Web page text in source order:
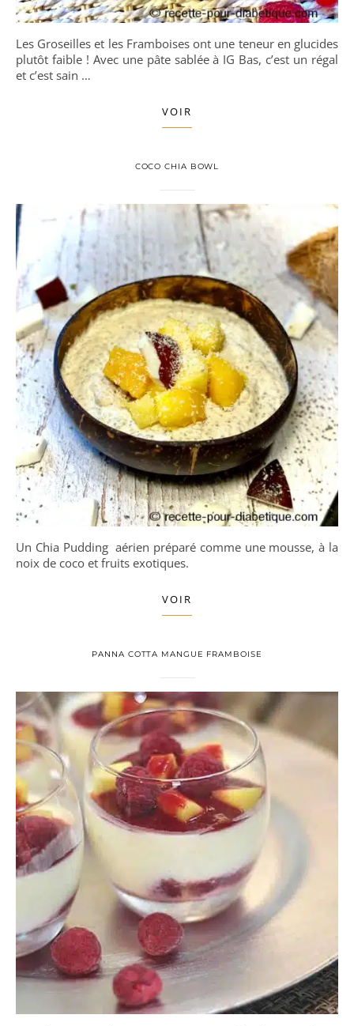
Les Groseilles et les Framboises ont une teneur en glucides
plutôt faible ! Avec une pâte sablée à IG Bas, c’est un régal
et c’est sain …
VOIR
COCO CHIA BOWL
Un Chia Pudding aérien préparé comme une mousse, à la
noix de coco et fruits exotiques.
VOIR
PANNA COTTA MANGUE FRAMBOISE